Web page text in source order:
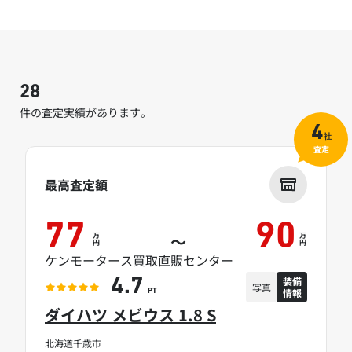
28
件の査定実績があります。
北海道千歳市
ダイハツ メビウス 1.8 S
最高査定額
77 万
円 ～ 90 万
円
ケンモータース買取直販センター
4.7 PT 写真
装備
情報
4社
査定